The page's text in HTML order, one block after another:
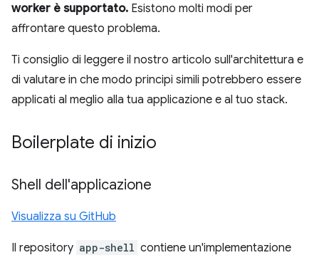
worker è supportato. Esistono molti modi per
affrontare questo problema.
Ti consiglio di leggere il nostro articolo sull'architettura e
di valutare in che modo principi simili potrebbero essere
applicati al meglio alla tua applicazione e al tuo stack.
Boilerplate di inizio
Shell dell'applicazione
Visualizza su GitHub
Il repository app-shell contiene un'implementazione